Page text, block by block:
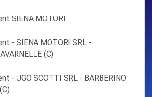
SIENA MOTORI
- SIENA MOTORI SRL -
(C)
- UGO SCOTTI SRL - BARBERINO